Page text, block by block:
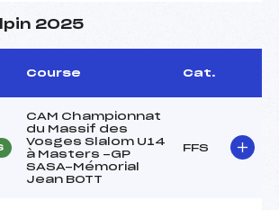
2025
Course Cat.
CAM Championnat
du Massif des
Vosges Slalom U14
à Masters -GP
SASA-Mémorial
Jean BOTT
FFS